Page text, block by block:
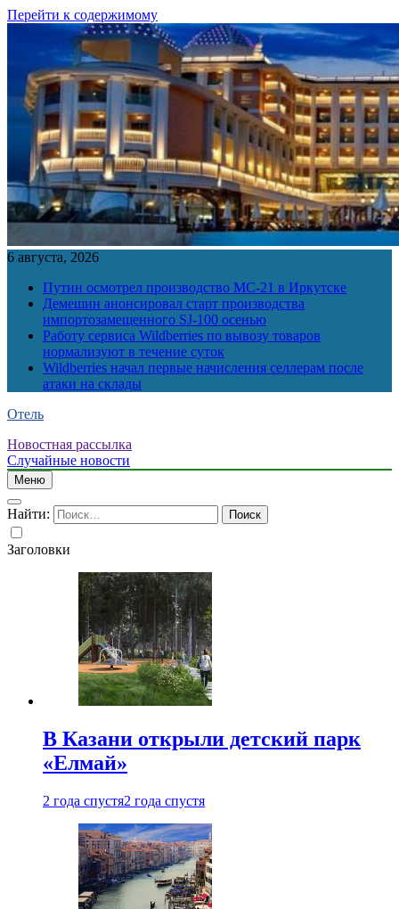
Перейти к содержимому
6 августа, 2026
Путин осмотрел производство МС-21 в Иркутске
Демешин анонсировал старт производства
импортозамещенного SJ-100 осенью
Работу сервиса Wildberries по вывозу товаров
нормализуют в течение суток
Wildberries начал первые начисления селлерам после
атаки на склады
Отель
Новостная рассылка
Случайные новости
Меню
Найти:
Заголовки
В Казани открыли детский парк
«Елмай»
2 года спустя2 года спустя